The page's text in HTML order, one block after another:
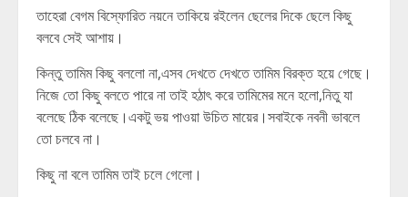
তাহেরা বেগম বিস্ফোরিত নয়নে তাকিয়ে রইলেন ছেলের দিকে ছেলে কিছু
বলবে সেই আশায়।
কিন্তু তামিম কিছু বললো না,এসব দেখতে দেখতে তামিম বিরক্ত হয়ে গেছে।
নিজে তো কিছু বলতে পারে না তাই হঠাৎ করে তামিমের মনে হলো,নিতু যা
বলেছে ঠিক বলেছে।একটু ভয় পাওয়া উচিত মায়ের।সবাইকে নবনী ভাবলে
তো চলবে না।
কিছু না বলে তামিম তাই চলে গেলো।